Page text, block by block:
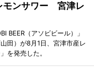
モンサワー 宮津レ
BEER（アソビビール）」
田）が8月1日、宮津市産レ
を発売した。